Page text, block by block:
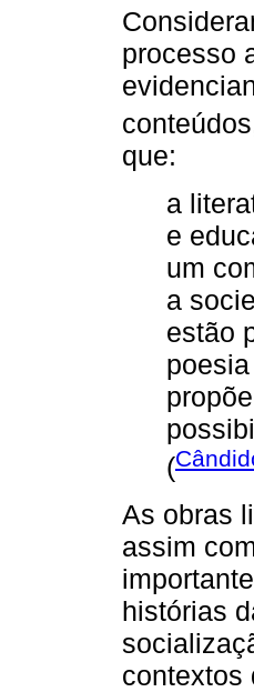
processo
que:
a
e
um
a
estão
(
As obras
assim
histórias
contextos